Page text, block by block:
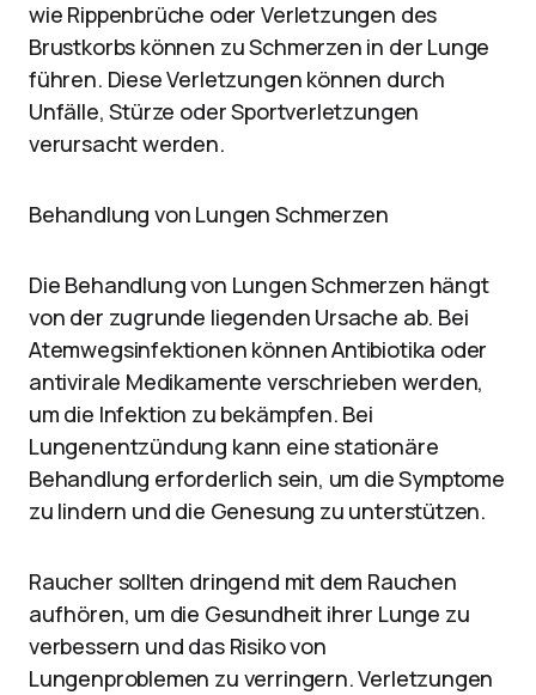
wie Rippenbrüche oder Verletzungen des
Brustkorbs können zu Schmerzen in der Lunge
führen. Diese Verletzungen können durch
Unfälle, Stürze oder Sportverletzungen
verursacht werden.
Behandlung von Lungen Schmerzen
Die Behandlung von Lungen Schmerzen hängt
von der zugrunde liegenden Ursache ab. Bei
Atemwegsinfektionen können Antibiotika oder
antivirale Medikamente verschrieben werden,
um die Infektion zu bekämpfen. Bei
Lungenentzündung kann eine stationäre
Behandlung erforderlich sein, um die Symptome
zu lindern und die Genesung zu unterstützen.
Raucher sollten dringend mit dem Rauchen
aufhören, um die Gesundheit ihrer Lunge zu
verbessern und das Risiko von
Lungenproblemen zu verringern. Verletzungen